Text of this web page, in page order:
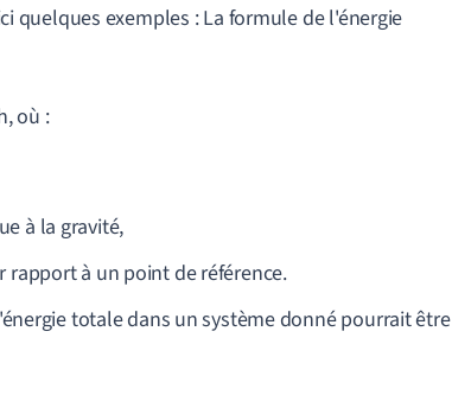
quelques exemples : La formule de l'énergie
où :
à la gravité,
à un point de référence.
totale dans un système donné pourrait être